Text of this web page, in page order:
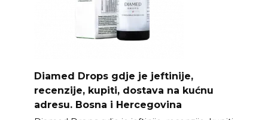
Diamed Drops gdje je jeftinije,
recenzije, kupiti, dostava na kućnu
adresu. Bosna i Hercegovina